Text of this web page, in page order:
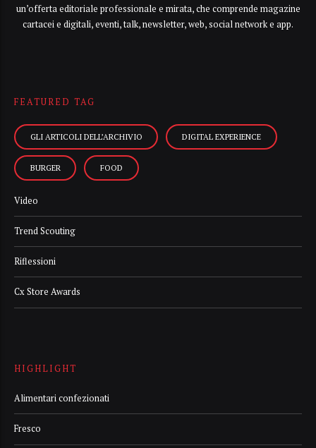
un’offerta editoriale professionale e mirata, che comprende magazine
cartacei e digitali, eventi, talk, newsletter, web, social network e app.
FEATURED TAG
GLI ARTICOLI DELL’ARCHIVIO DIGITAL EXPERIENCE
BURGER FOOD
Video
Trend Scouting
Riflessioni
Cx Store Awards
HIGHLIGHT
Alimentari confezionati
Fresco